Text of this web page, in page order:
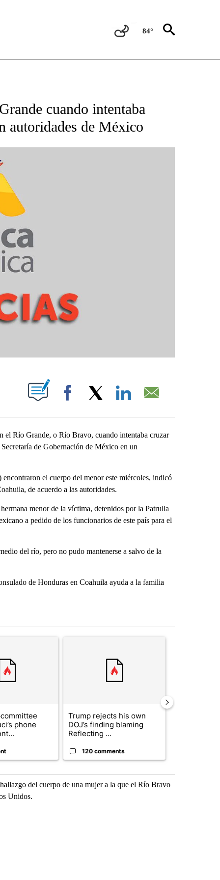
84°
NEW PAGES ON "NOTICIAS".
cuando intentaba
autoridades de México
NEW PAGES ON "".
Facebook
el Río Grande, o Río Bravo, cuando intentaba cruzar
de Gobernación de México en un
el cuerpo del menor este miércoles, indicó
de acuerdo a las autoridades.
menor de la víctima, detenidos por la Patrulla
a pedido de los funcionarios de este país para el
del río, pero no pudo mantenerse a salvo de la
de Honduras en Coahuila ayuda a la familia
7 days.
phone
Trump rejects his own
DOJ’s finding blaming
Reflecting ...
120 comments
del cuerpo de una mujer a la que el Río Bravo
Unidos.